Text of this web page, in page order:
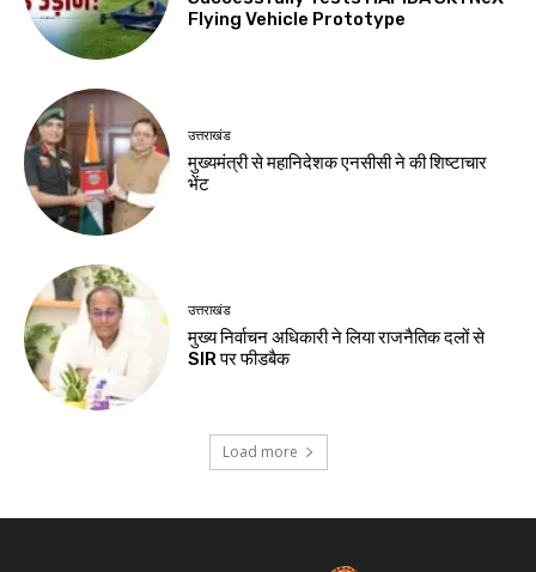
Flying Vehicle Prototype
उत्तराखंड
मुख्यमंत्री से महानिदेशक एनसीसी ने की शिष्टाचार
भेंट
उत्तराखंड
मुख्य निर्वाचन अधिकारी ने लिया राजनैतिक दलों से
SIR पर फीडबैक
Load more